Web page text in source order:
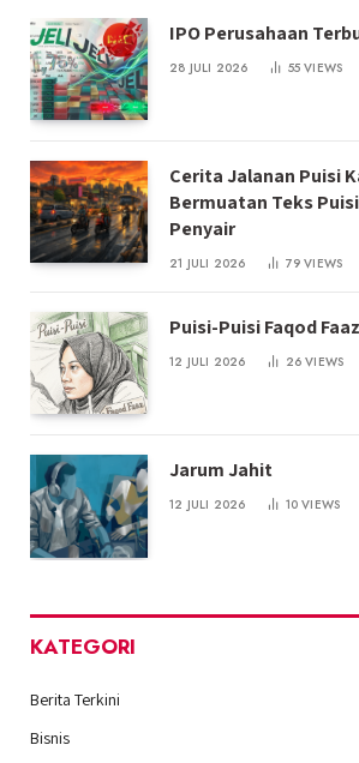
IPO Perusahaan
28 JULI 2026 55VIEWS
Cerita Jalanan Puisi
Bermuatan Teks
Penyair
21 JULI 2026 79VIEWS
Puisi-Puisi Faqod Faaz
12 JULI 2026 26VIEWS
Jarum Jahit
12 JULI 2026 10VIEWS
KATEGORI
Berita Terkini
Bisnis